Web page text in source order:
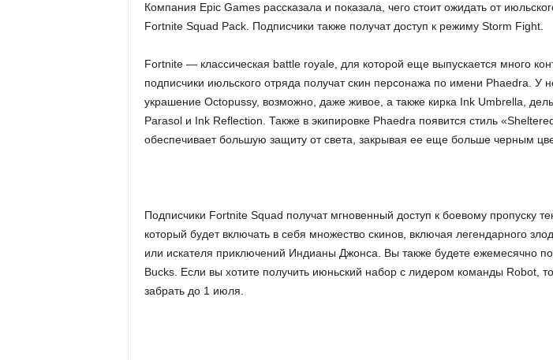
o
r
t
m
Компания Epic Games рассказала и показала, чего стоит ожидать от
Fortnite Squad Pack. Подписчики также получат доступ к режиму Storm Fight.
Fortnite — классическая battle royale, для которой еще выпускается много
подписчики июльского отряда получат скин персонажа по имени Phaedra. У
украшение Octopussy, возможно, даже живое, а также кирка Ink Umbrella,
Parasol и Ink Reflection. Также в экипировке Phaedra появится стиль
обеспечивает большую защиту от света, закрывая ее еще больше черным
Подписчики Fortnite Squad получат мгновенный доступ к боевому пропуску
который будет включать в себя множество скинов, включая легендарного
или искателя приключений Индианы Джонса. Вы также будете ежемесячно
Bucks. Если вы хотите получить июньский набор с лидером команды Robot,
забрать до 1 июля.